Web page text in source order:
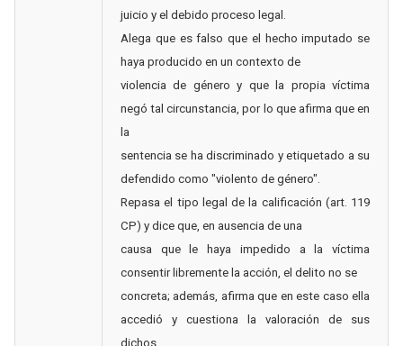
juicio y el debido proceso legal.
Alega que es falso que el hecho imputado se
haya producido en un contexto de
violencia de género y que la propia víctima
negó tal circunstancia, por lo que afirma que en
la
sentencia se ha discriminado y etiquetado a su
defendido como "violento de género".
Repasa el tipo legal de la calificación (art. 119
CP) y dice que, en ausencia de una
causa que le haya impedido a la víctima
consentir libremente la acción, el delito no se
concreta; además, afirma que en este caso ella
accedió y cuestiona la valoración de sus
dichos